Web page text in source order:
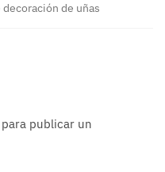
de uñas
para publicar un